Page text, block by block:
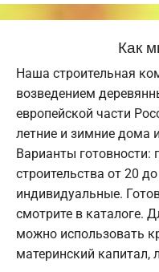
Как
Наша строительная
возведением
европейской части
летние и зимние дома
Варианты готовности:
строительства от 20
индивидуальные.
смотрите в каталоге.
можно использовать
материнский капитал,